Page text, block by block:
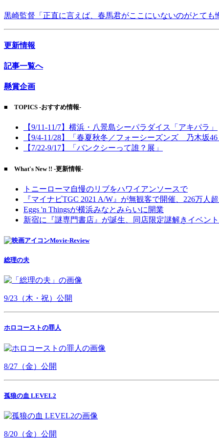
黒崎監督「正直に言えば、春馬君がここにいないのがとても
更新情報
記事一覧へ
懸賞企画
■ TOPICS -おすすめ情報-
【9/11-11/7】横浜・八景島シーパラダイス「アキパラ」
【9/4-11/28】「春夏秋冬／フォーシーズンズ 乃木坂46
【7/22-9/17】「バンクシーって誰？展」
■ What's New !! -更新情報-
トニーローマ自慢のリブをハワイアンソースで
『マイナビTGC 2021 A/W』が無観客で開催、226万人
Eggs 'n Thingsが横浜みなとみらいに開業
新宿に『謎専門書店』が誕生、同店限定謎解きイベン
Movie-Review
総理の夫
9/23（木・祝）公開
ホロコーストの罪人
8/27（金）公開
孤狼の血 LEVEL2
8/20（金）公開